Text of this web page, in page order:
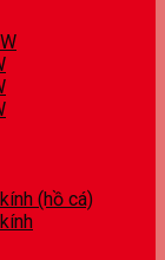
(hồ cá)